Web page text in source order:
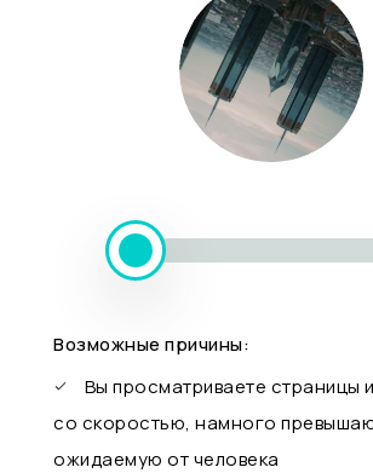
Возможные причины:
Вы просматриваете страницы
со скоростью, намного
ожидаемую от человека